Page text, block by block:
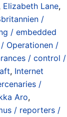
Elizabeth Lane,
/
/ embedded
Operationen /
/ control /
, Internet
/
Aro,
/ reporters /